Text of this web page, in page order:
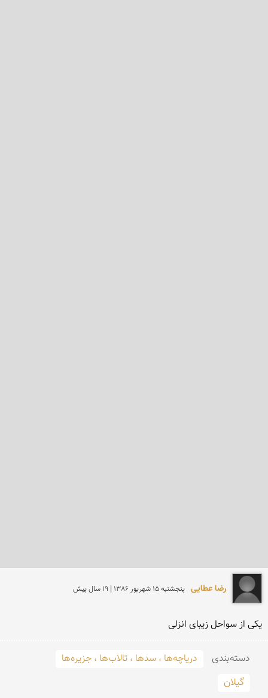
رضا عطایی پنجشنبه 15 شهريور 1386 | 19 سال پیش
یكی از سواحل زیبای انزلی
دسته‌بندی
دریاچه‌ها ، سدها ، تالاب‌ها ، جزیره‌ها
گیلان